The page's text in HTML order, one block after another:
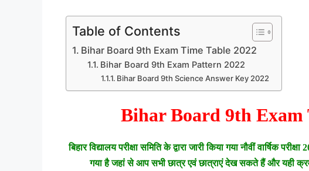
Table of Contents
Bihar Board 9th Exam Time Table 2022
Bihar Board 9th Exam Pattern 2022
Bihar Board 9th Science Answer Key 2022
Bihar Board 9th Exam
बिहार विद्यालय परीक्षा समिति के द्वारा जारी किया गया नौवीं वार्षिक
गया है जहां से आप सभी छात्र एवं छात्राएं देख सकते हैं और यही क्रम